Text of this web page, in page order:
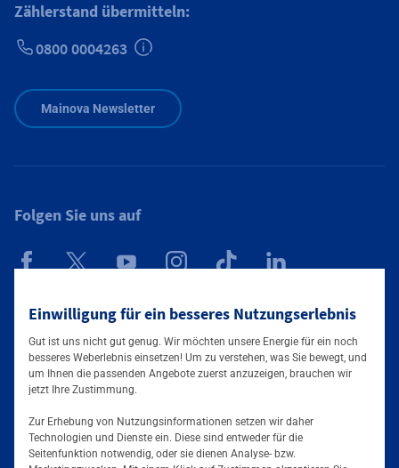
Einwilligung für ein besseres Nutzungserlebnis
Gut ist uns nicht gut genug. Wir möchten unsere Energie für ein noch
besseres Weberlebnis einsetzen! Um zu verstehen, was Sie bewegt, und
um Ihnen die passenden Angebote zuerst anzuzeigen, brauchen wir
jetzt Ihre Zustimmung.
Zur Erhebung von Nutzungsinformationen setzen wir daher
Technologien und Dienste ein. Diese sind entweder für die
Seitenfunktion notwendig, oder sie dienen Analyse- bzw.
Zählerstand übermitteln:
0800 0004263
Mainova Newsletter
Folgen Sie uns auf
Mainova App
Tarife & Angebote